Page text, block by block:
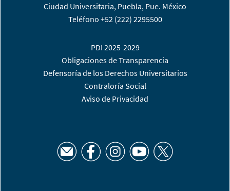
Ciudad Universitaria, Puebla, Pue. México
Teléfono +52 (222) 2295500
PDI 2025-2029
Obligaciones de Transparencia
Defensoría de los Derechos Universitarios
Contraloría Social
Aviso de Privacidad